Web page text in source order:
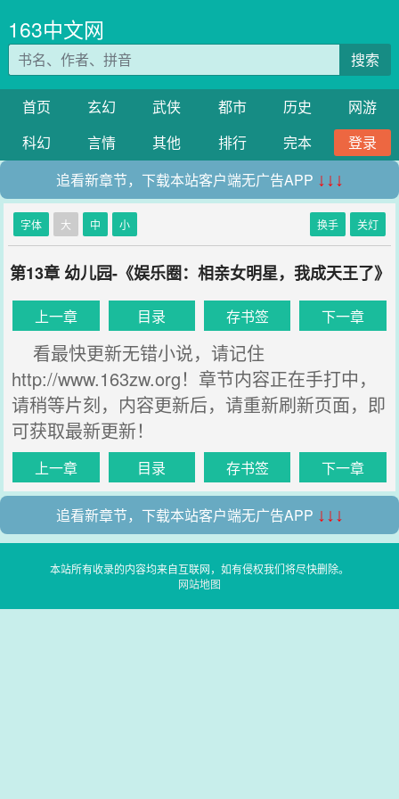
163中文网
搜索
首页 玄幻 武侠 都市 历史
网游
科幻
言情 其他 排行 完本
登录
追看新章节，下载本站客户端无广告APP ↓↓↓
字体 大 中 小 换手 关灯
第13章 幼儿园-《娱乐圈：相亲女明星，我成天王了》
上一章 目录 存书签 下一章
看最快更新无错小说，请记住
http://www.163zw.org！章节内容正在手打中，
请稍等片刻，内容更新后，请重新刷新页面，即
可获取最新更新！
上一章 目录 存书签 下一章
追看新章节，下载本站客户端无广告APP ↓↓↓
本站所有收录的内容均来自互联网，如有侵权我们将尽快删除。
网站地图